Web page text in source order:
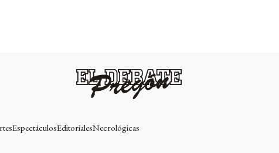
EspectáculosEditorialesNecrológicas